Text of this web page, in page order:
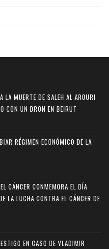
LA MUERTE DE SALEH AL AROURI
CON UN DRON EN BEIRUT
RÉGIMEN ECONÓMICO DE LA
CÁNCER CONMEMORA EL DÍA
LA LUCHA CONTRA EL CÁNCER DE
EN CASO DE VLADIMIR